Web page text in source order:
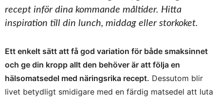
recept inför dina kommande måltider. Hitta
inspiration till din lunch, middag eller storkoket.
Ett enkelt sätt att få god variation för både smaksinnet
och ge din kropp allt den behöver är att följa en
hälsomatsedel med näringsrika recept. Dessutom blir
livet betydligt smidigare med en färdig matsedel att luta